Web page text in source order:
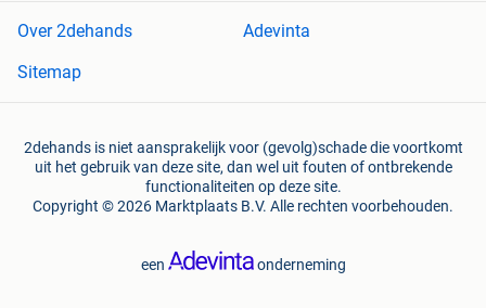
Over 2dehands
Adevinta
Sitemap
2dehands is niet aansprakelijk voor (gevolg)schade die voortkomt
uit het gebruik van deze site, dan wel uit fouten of ontbrekende
functionaliteiten op deze site.
Copyright © 2026 Marktplaats B.V. Alle rechten voorbehouden.
een onderneming